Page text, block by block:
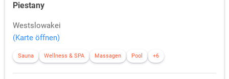
Piestany
Westslowakei
(Karte öffnen)
Sauna Wellness & SPA Massagen Pool +6